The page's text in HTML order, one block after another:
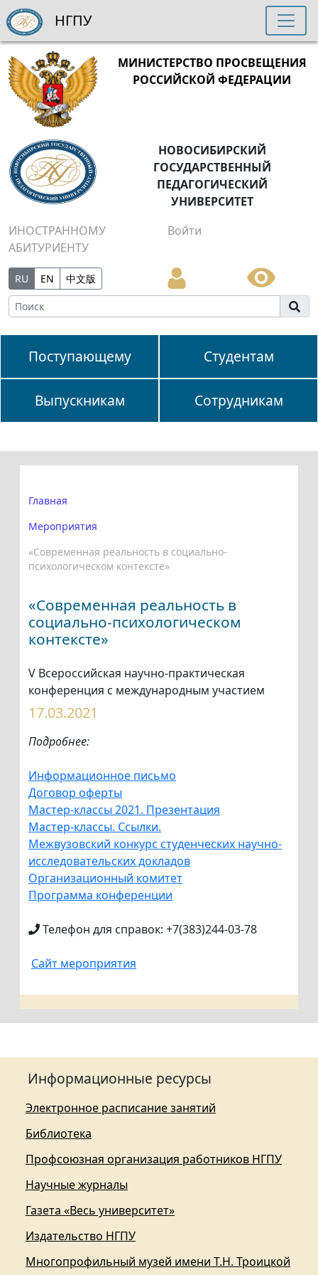
МИНИСТЕРСТВО ПРОСВЕЩЕНИЯ
РОССИЙСКОЙ ФЕДЕРАЦИИ
НОВОСИБИРСКИЙ
ГОСУДАРСТВЕННЫЙ
ПЕДАГОГИЧЕСКИЙ
УНИВЕРСИТЕТ
ИНОСТРАННОМУ
АБИТУРИЕНТУ
Войти
RU EN 中文版
Поступающему Студентам
Выпускникам Сотрудникам
НГПУ
Главная
Мероприятия
«Современная реальность в социально-
психологическом контексте»
«Современная реальность в
социально-психологическом
контексте»
V Всероссийская научно-практическая
конференция с международным участием
17.03.2021
Подробнее:
Информационное письмо
Договор оферты
Мастер-классы 2021. Презентация
Мастер-классы. Ссылки.
Межвузовский конкурс студенческих научно-
исследовательских докладов
Организационный комитет
Программа конференции
Телефон для справок: +7(383)244-03-78
Сайт мероприятия
Информационные ресурсы
Электронное расписание занятий
Библиотека
Профсоюзная организация работников НГПУ
Научные журналы
Газета «Весь университет»
Издательство НГПУ
Многопрофильный музей имени Т.Н. Троицкой